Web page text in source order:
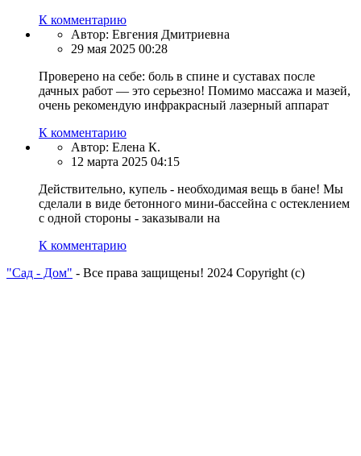
К комментарию
Автор: Евгения Дмитриевна
29 мая 2025 00:28
Проверено на себе: боль в спине и суставах после
дачных работ — это серьезно! Помимо массажа и мазей,
очень рекомендую инфракрасный лазерный аппарат
К комментарию
Автор: Елена К.
12 марта 2025 04:15
Действительно, купель - необходимая вещь в бане! Мы
сделали в виде бетонного мини-бассейна с остеклением
с одной стороны - заказывали на
К комментарию
"Сад - Дом" - Все права защищены! 2024 Copyright (с)